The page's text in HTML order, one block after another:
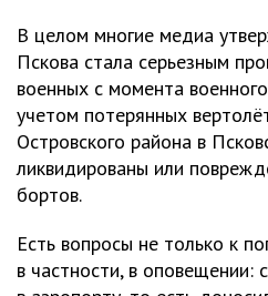
В целом многие медиа
Пскова стала серьезным
военных с момента
учетом потерянных
Островского района в
ликвидированы или
бортов.
Есть вопросы не только к
в частности, в оповещении: